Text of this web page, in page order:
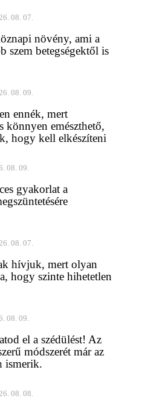
08. 07.
növény, ami a
szem betegségektől is
08. 09.
ennék, mert
könnyen emészthető,
hogy kell elkészíteni
08. 09.
gyakorlat a
08. 07.
hívjuk, mert olyan
hogy szinte hihetetlen
08. 09.
el a szédülést! Az
módszerét már az
ismerik.
08. 08.